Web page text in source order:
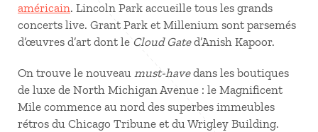
américain. Lincoln Park accueille tous les grands
concerts live. Grant Park et Millenium sont parsemés
d’œuvres d’art dont le Cloud Gated’Anish Kapoor.
On trouve le nouveau must-havedans les boutiques
de luxe de North Michigan Avenue : le Magnificent
Mile commence au nord des superbes immeubles
rétros du Chicago Tribune et du Wrigley Building.